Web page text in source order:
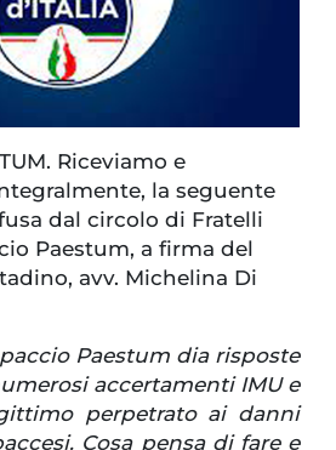
Riceviamo e
la seguente
dal circolo di Fratelli
Paestum, a firma del
avv. Michelina Di
Paestum dia risposte
accertamenti IMU e
perpetrato ai danni
Cosa pensa di fare e